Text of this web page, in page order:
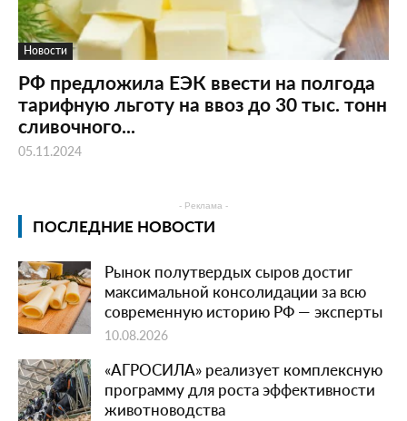
Новости
РФ предложила ЕЭК ввести на полгода
тарифную льготу на ввоз до 30 тыс. тонн
сливочного...
05.11.2024
- Реклама -
ПОСЛЕДНИЕ НОВОСТИ
Рынок полутвердых сыров достиг
максимальной консолидации за всю
современную историю РФ — эксперты
10.08.2026
«АГРОСИЛА» реализует комплексную
программу для роста эффективности
животноводства